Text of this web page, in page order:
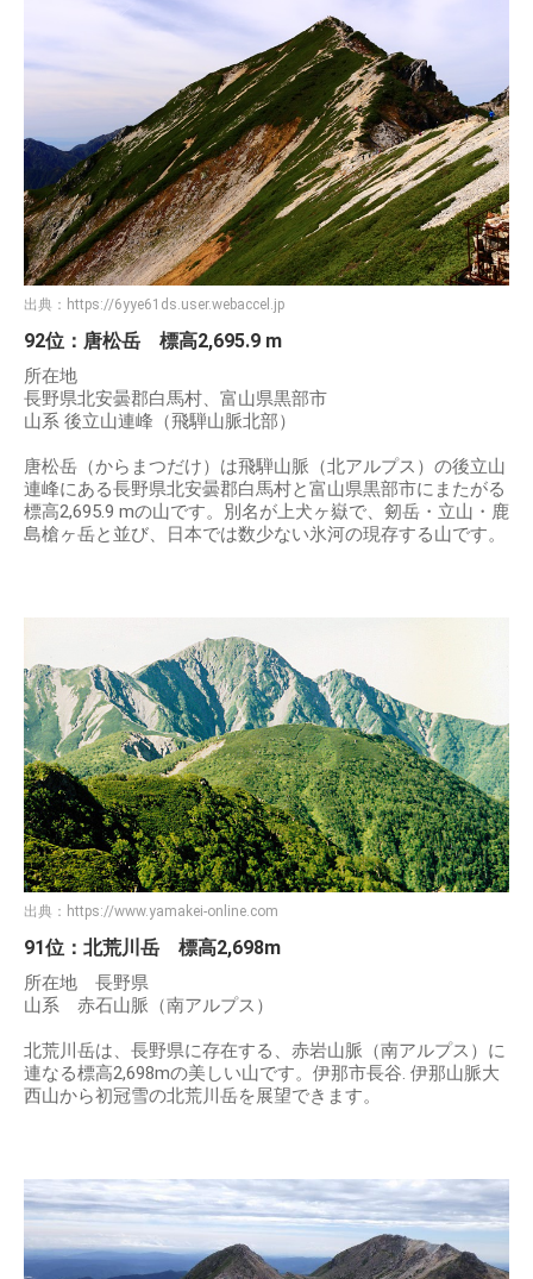
出典： https://6yye61ds.user.webaccel.jp
92位：唐松岳 標高2,695.9 m
所在地
長野県北安曇郡白馬村、富山県黒部市
山系 後立山連峰（飛騨山脈北部）
唐松岳（からまつだけ）は飛騨山脈（北アルプス）の後立山
連峰にある長野県北安曇郡白馬村と富山県黒部市にまたがる
標高2,695.9 mの山です。別名が上犬ヶ嶽で、剱岳・立山・鹿
島槍ヶ岳と並び、日本では数少ない氷河の現存する山です。
出典： https://www.yamakei-online.com
91位：北荒川岳 標高2,698m
所在地 長野県
山系 赤石山脈（南アルプス）
北荒川岳は、長野県に存在する、赤岩山脈（南アルプス）に
連なる標高2,698mの美しい山です。伊那市長谷. 伊那山脈大
西山から初冠雪の北荒川岳を展望できます。